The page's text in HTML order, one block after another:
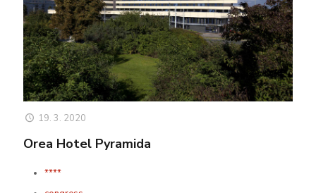
19. 3. 2020
Orea Hotel Pyramida
****